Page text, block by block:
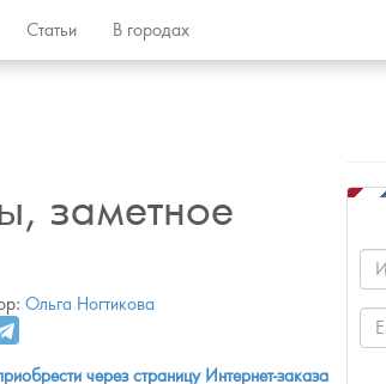
Статьи В городах
заметное
Ольга Ногтикова
через страницу Интернет-заказа